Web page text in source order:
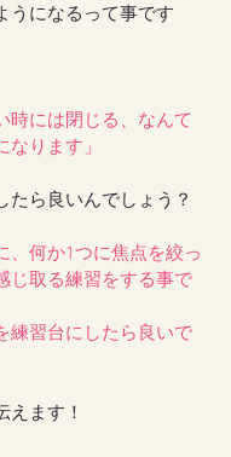
うになるって事です
時には閉じる、なんて
ります」
たら良いんでしょう？
、何か1つに焦点を絞っ
じ取る練習をする事で
練習台にしたら良いで
えます！